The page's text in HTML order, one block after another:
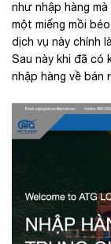
như nhập hàng
một miếng mồi
dịch vụ này chính
Sau này khi đã có
nhập hàng về bán